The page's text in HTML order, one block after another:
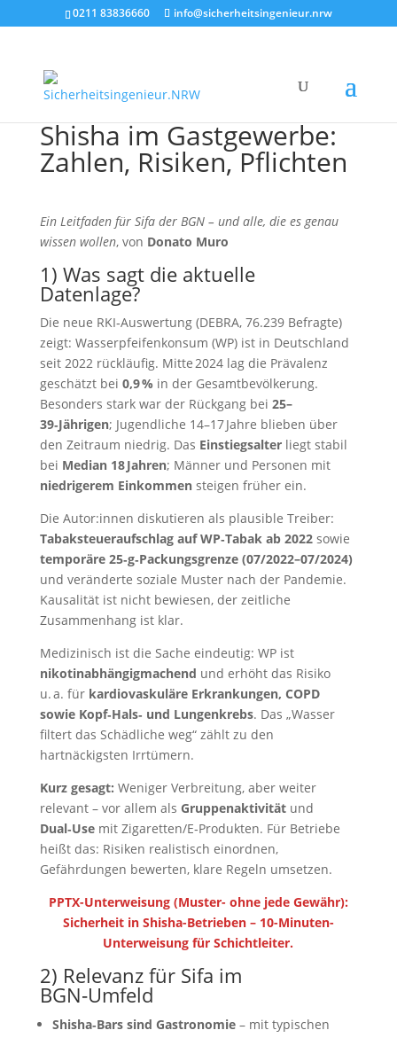
0211 83836660 info@sicherheitsingenieur.nrw
Shisha im Gastgewerbe:
Zahlen, Risiken, Pflichten
Ein Leitfaden für Sifa der BGN – und alle, die es genau
wissen wollen, von Donato Muro
1) Was sagt die aktuelle
Datenlage?
Die neue RKI‑Auswertung (DEBRA, 76.239 Befragte)
zeigt: Wasserpfeifenkonsum (WP) ist in Deutschland
seit 2022 rückläufig. Mitte 2024 lag die Prävalenz
geschätzt bei 0,9 % in der Gesamtbevölkerung.
Besonders stark war der Rückgang bei 25–
39‑Jährigen; Jugendliche 14–17 Jahre blieben über
den Zeitraum niedrig. Das Einstiegsalterliegt stabil
bei Median 18 Jahren; Männer und Personen mit
niedrigerem Einkommensteigen früher ein.
Die Autor:innen diskutieren als plausible Treiber:
Tabaksteueraufschlag auf WP‑Tabak ab 2022sowie
temporäre 25‑g‑Packungsgrenze (07/2022–07/2024)
und veränderte soziale Muster nach der Pandemie.
Kausalität ist nicht bewiesen, der zeitliche
Zusammenhang ist klar.
Medizinisch ist die Sache eindeutig: WP ist
nikotinabhängigmachend und erhöht das Risiko
u. a. für kardiovaskuläre Erkrankungen, COPD
sowie Kopf‑Hals‑ und Lungenkrebs. Das „Wasser
filtert das Schädliche weg“ zählt zu den
hartnäckigsten Irrtümern.
Kurz gesagt: Weniger Verbreitung, aber weiter
relevant – vor allem als Gruppenaktivitätund
Dual‑Usemit Zigaretten/E‑Produkten. Für Betriebe
heißt das: Risiken realistisch einordnen,
Gefährdungen bewerten, klare Regeln umsetzen.
PPTX-Unterweisung (Muster- ohne jede Gewähr):
Sicherheit in Shisha-Betrieben – 10-Minuten-
Unterweisung für Schichtleiter.
2) Relevanz für Sifa im
BGN‑Umfeld
Shisha‑Bars sind Gastronomie– mit typischen